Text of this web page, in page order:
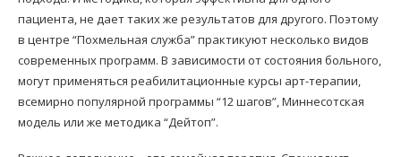
пациента, не дает таких же результатов для другого. Поэтому
в центре “Похмельная служба” практикуют несколько видов
современных программ. В зависимости от состояния больного,
могут применяться реабилитационные курсы арт-терапии,
всемирно популярной программы “12 шагов”, Миннесотская
модель или же методика “Дейтоп”.